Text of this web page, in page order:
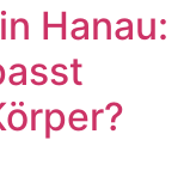
Hanau: